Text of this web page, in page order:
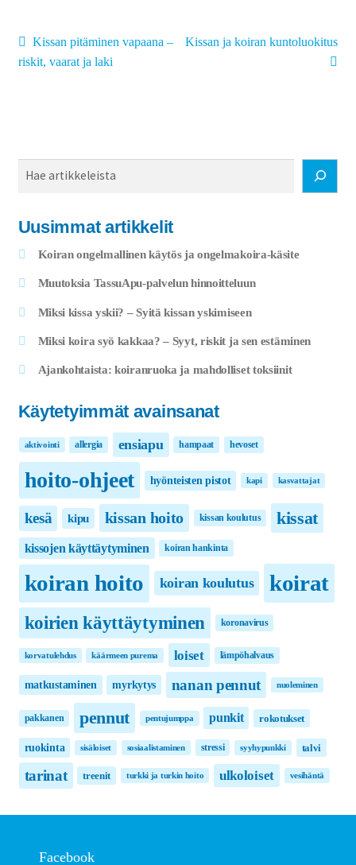
Artikkelien
selaus
Edellinen
artikkeli
Kissan pitäminen vapaana –
riskit, vaarat ja laki
Seuraava
Kissan ja koiran kuntoluokitus
Haku
Uusimmat artikkelit
Koiran ongelmallinen käytös ja ongelmakoira-käsite
Muutoksia TassuApu-palvelun hinnoitteluun
Miksi kissa yskii? – Syitä kissan yskimiseen
Miksi koira syö kakkaa? – Syyt, riskit ja sen estäminen
Ajankohtaista: koiranruoka ja mahdolliset toksiinit
Käytetyimmät avainsanat
aktivointi allergia ensiapu hampaat hevoset
hoito-ohjeet hyönteisten pistot kapi kasvattajat
kesä kipu kissan hoito kissan koulutus kissat
kissojen käyttäytyminen koiran hankinta
koiran hoito koiran koulutus koirat
koirien käyttäytyminen koronavirus
korvatulehdus käärmeen purema loiset lämpöhalvaus
matkustaminen myrkytys nanan pennut nuoleminen
pakkanen pennut pentujumppa punkit rokotukset
ruokinta sisäloiset sosiaalistaminen stressi syyhypunkki talvi
tarinat treenit turkki ja turkin hoito ulkoloiset vesihäntä
Facebook